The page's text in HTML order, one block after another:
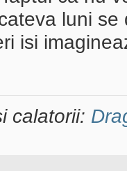
luni
isi
calatorii: